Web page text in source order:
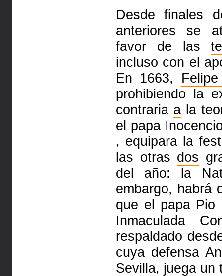
Desde finales
anteriores se
favor de las
incluso con el
En 1663,
prohibiendo la
contraria a la
el papa
, equipara la
las otras dos
del año: la
embargo, habrá
que el papa Pio
Inmaculada
respaldado
cuya defensa
Sevilla, juega un